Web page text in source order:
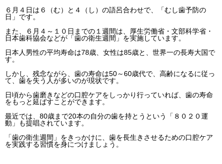
６月４日は６（む）と４（し）の語呂合わせで、「むし歯予防の
日」です。
また、６月４～１０日までの１週間は、厚生労働省・文部科学省・
日本歯科協会などが「歯の衛生週間」を実施しています。
日本人男性の平均寿命は78歳、女性は85歳と、世界一の長寿大国で
す。
しかし、残念ながら、歯の寿命は50～60歳代で、高齢になるに従っ
て、歯を失う人が多いのが現状です。
日頃から歯磨きなどの口腔ケアをしっかり行っていれば、歯の寿命
をもっと延ばすことができます。
最近では、80歳まで20本の自分の歯を持とうという「８０２０運
動」も提唱されています。
「歯の衛生週間」をきっかけに、歯を長生きさせるための口腔ケア
を実践する習慣を身につけましょう。